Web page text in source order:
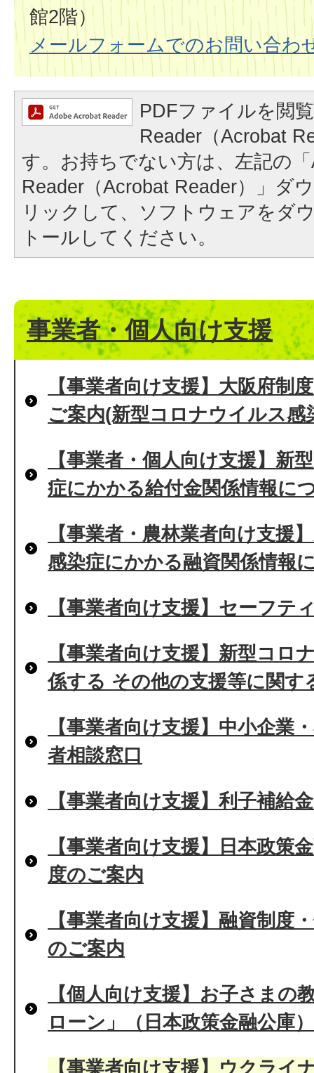
館2階）
メールフォームでのお問い合わ
PDFファイルを閲
Reader（Acrobat
す。お持ちでない方は、左記の
Reader（Acrobat Reader）」ダ
リックして、ソフトウェアをダ
トールしてください。
事業者・個人向け支援
【事業者向け支援】大阪府制
ご案内(新型コロナウイルス感
【事業者・個人向け支援】新
症にかかる給付金関係情報に
【事業者・農林業者向け支援
感染症にかかる融資関係情報
【事業者向け支援】セーフテ
【事業者向け支援】新型コロ
係する その他の支援等に関す
【事業者向け支援】中小企業
者相談窓口
【事業者向け支援】利子補給
【事業者向け支援】日本政策
度のご案内
【事業者向け支援】融資制度
のご案内
【個人向け支援】お子さまの
ローン」（日本政策金融公庫
【事業者向け支援】ウクライ